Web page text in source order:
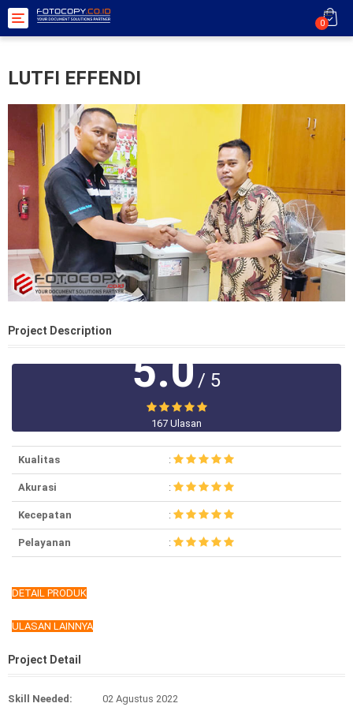
Toggle
navigation
0
LUTFI EFFENDI
Project Description
5.0/ 5
167 Ulasan
Kualitas :
Akurasi :
Kecepatan :
Pelayanan :
DETAIL PRODUK
ULASAN LAINNYA
Project Detail
Skill Needed: 02 Agustus 2022